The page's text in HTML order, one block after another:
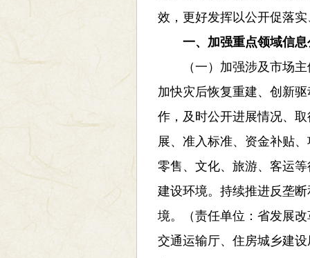
效，更好发挥以公开促落
一、加强重点领域信息
（一）加强涉及市场主
加快灾后恢复重建、创新
作，及时公开进展情况、
展、准入标准、资金补贴
零售、文化、旅游、客运
建设环境。持续推进反垄
境。（责任单位：省发展
交通运输厅、住房城乡建